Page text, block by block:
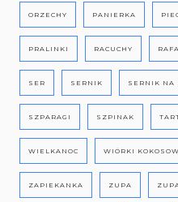
ORZECHY PANIERKA
PRALINKI RACUCHY
SER SERNIK SERNIK NA
SZPARAGI SZPINAK
WIELKANOC WIÓRKI
ZAPIEKANKA ZUPA